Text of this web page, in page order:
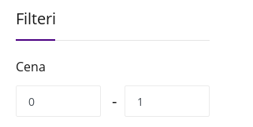
Filteri
Cena